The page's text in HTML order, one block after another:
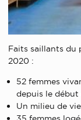
Faits saillants du
2020 :
52 femmes
depuis le
Un milieu de